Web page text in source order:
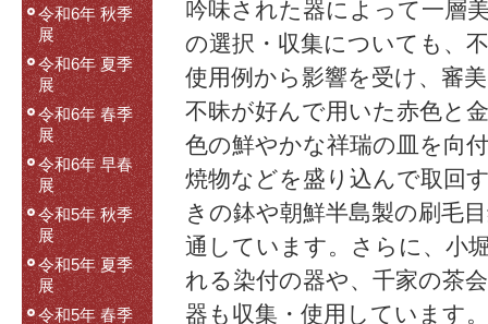
令和6年 秋季
展
令和6年 夏季
展
令和6年 春季
展
令和6年 早春
展
令和5年 秋季
展
令和5年 夏季
展
令和5年 春季
吟味された器によって一層
の選択・収集についても、
使用例から影響を受け、審
不昧が好んで用いた赤色と
色の鮮やかな祥瑞の皿を向
焼物などを盛り込んで取回
きの鉢や朝鮮半島製の刷毛
通しています。さらに、小
れる染付の器や、千家の茶
器も収集・使用しています。